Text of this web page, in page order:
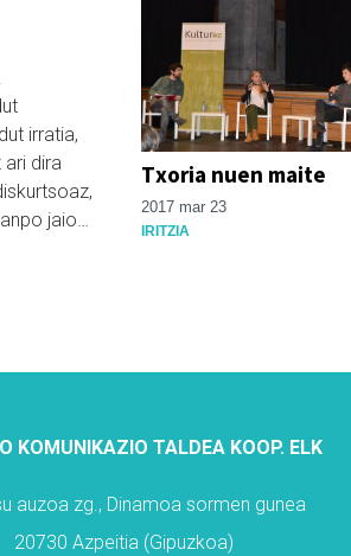
irratia,
ari dira
jaio…
Txoria nuen maite
2017 mar 23
IRITZIA
KOMUNIKAZIO TALDEA KOOP. ELK
auzoa zg., Dinamoa sormen gunea
20730 Azpeitia (Gipuzkoa)